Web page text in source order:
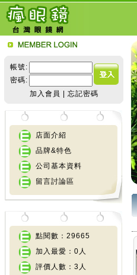
帳號:
密碼:
加入會員
忘記密碼
店面介紹
品牌&特色
公司基本資料
留言討論區
點閱數：29665
加入最愛：0人
評價人數：3人